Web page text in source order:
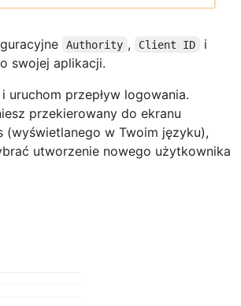
Authority , Client ID i
swojej aplikacji.
uruchom przepływ logowania.
przekierowany do ekranu
(wyświetlanego w Twoim języku),
utworzenie nowego użytkownika